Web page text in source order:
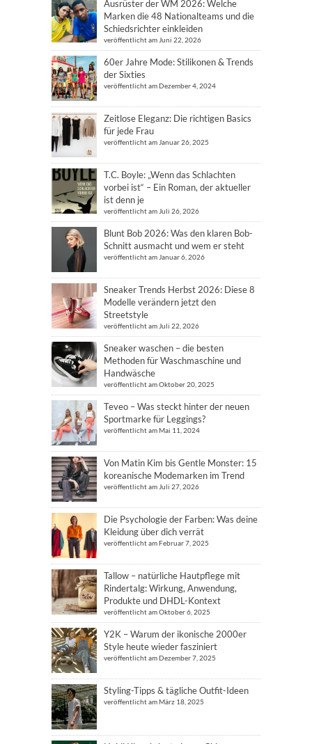
Ausrüster der WM 2026: Welche
Marken die 48 Nationalteams und die
Schiedsrichter einkleiden
veröffentlicht am Juni 22, 2026
60er Jahre Mode: Stilikonen & Trends
der Sixties
veröffentlicht am Dezember 4, 2024
Zeitlose Eleganz: Die richtigen Basics
für jede Frau
veröffentlicht am Januar 26, 2025
T.C. Boyle: „Wenn das Schlachten
vorbei ist“ – Ein Roman, der aktueller
ist denn je
veröffentlicht am Juli 26, 2026
Blunt Bob 2026: Was den klaren Bob-
Schnitt ausmacht und wem er steht
veröffentlicht am Januar 6, 2026
Sneaker Trends Herbst 2026: Diese 8
Modelle verändern jetzt den
Streetstyle
veröffentlicht am Juli 22, 2026
Sneaker waschen – die besten
Methoden für Waschmaschine und
Handwäsche
veröffentlicht am Oktober 20, 2025
Teveo – Was steckt hinter der neuen
Sportmarke für Leggings?
veröffentlicht am Mai 11, 2024
Von Matin Kim bis Gentle Monster: 15
koreanische Modemarken im Trend
veröffentlicht am Juli 27, 2026
Die Psychologie der Farben: Was deine
Kleidung über dich verrät
veröffentlicht am Februar 7, 2025
Tallow – natürliche Hautpflege mit
Rindertalg: Wirkung, Anwendung,
Produkte und DHDL-Kontext
veröffentlicht am Oktober 6, 2025
Y2K – Warum der ikonische 2000er
Style heute wieder fasziniert
veröffentlicht am Dezember 7, 2025
Styling-Tipps & tägliche Outfit-Ideen
veröffentlicht am März 18, 2025